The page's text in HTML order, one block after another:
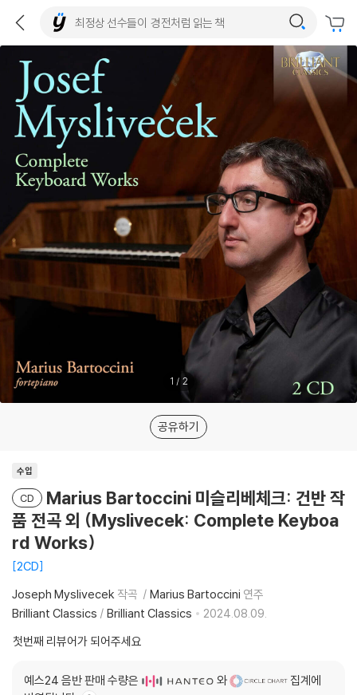
1 / 2
공유하기
수입
CD
Marius Bartoccini 미슬리베체크: 건반 작
품 전곡 외 (Myslivecek: Complete Keyboa
rd Works)
2CD
Joseph Myslivecek 작곡 Marius Bartoccini 연주
Brilliant Classics / Brilliant Classics
2024.08.09.
첫번째 리뷰어가 되어주세요
예스24 음반 판매 수량은 와
집계에